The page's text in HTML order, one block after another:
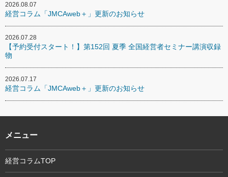
2026.08.07
経営コラム「JMCAweb＋」更新のお知らせ
2026.07.28
【予約受付スタート！】第152回 夏季 全国経営者セミナー講演収録
物
2026.07.17
経営コラム「JMCAweb＋」更新のお知らせ
メニュー
経営コラムTOP